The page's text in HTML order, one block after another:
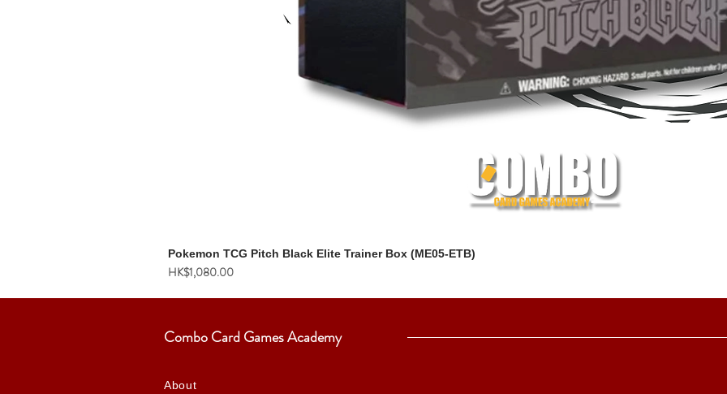
Pokemon TCG Pitch Black Elite Trainer Box (ME05-ETB)
價格
HK$1,080.00
Combo Card Games Academy
About